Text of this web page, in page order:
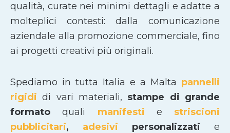
qualità, curate nei minimi dettagli e adatte a
molteplici contesti: dalla comunicazione
aziendale alla promozione commerciale, fino
ai progetti creativi più originali.
Spediamo in tutta Italia e a Malta pannelli
rigididi vari materiali, stampe di grande
formatoquali manifesti e striscioni
pubblicitari, adesivi personalizzati e